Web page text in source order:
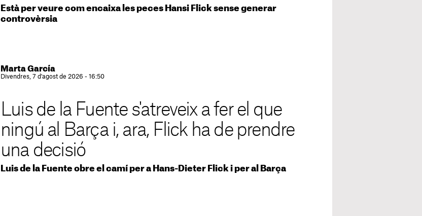
Està per veure com encaixa les peces Hansi Flick sense generar
controvèrsia
Marta García
Divendres, 7 d'agost de 2026 - 16:50
Luis de la Fuente s'atreveix a fer el que
ningú al Barça i, ara, Flick ha de prendre
una decisió
Luis de la Fuente obre el camí per a Hans-Dieter Flick i per al Barça